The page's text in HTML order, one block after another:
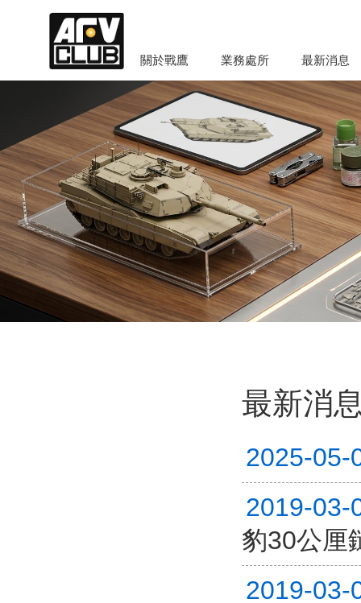
關於戰鷹 業務處所 最新消息
最新消
2025-05-
2019-03-
豹30公厘
2019-03-